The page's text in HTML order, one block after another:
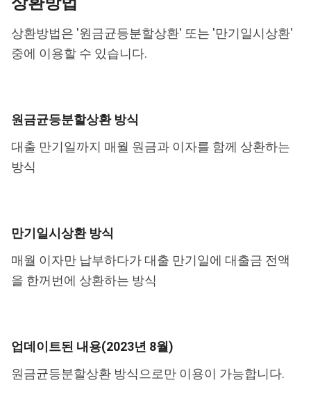
상환방법은 '원금균등분할상환' 또는 '만기일시상환'
중에 이용할 수 있습니다.
원금균등분할상환 방식
대출 만기일까지 매월 원금과 이자를 함께 상환하는
방식
만기일시상환 방식
매월 이자만 납부하다가 대출 만기일에 대출금 전액
을 한꺼번에 상환하는 방식
업데이트된 내용(2023년 8월)
원금균등분할상환 방식으로만 이용이 가능합니다.